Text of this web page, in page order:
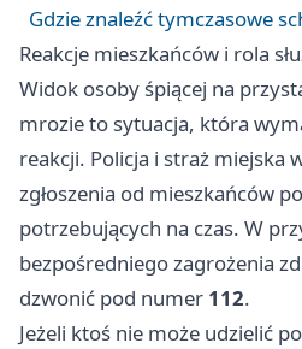
Gdzie znaleźć tymczasowe
Reakcje mieszkańców i rola
Widok osoby śpiącej na
mrozie to sytuacja, która
reakcji. Policja i straż miejska
zgłoszenia od mieszkańców
potrzebujących na czas. W
bezpośredniego zagrożenia
dzwonić pod numer 112.
Jeżeli ktoś nie może udzielić